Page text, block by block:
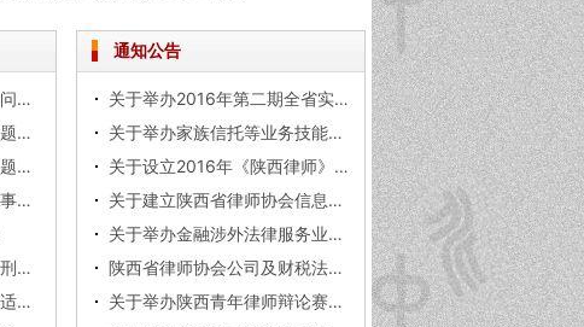
关于审理森林资源民事纠纷案件适用法律若干问题的解释
关于审理涉执行司法赔偿案件适用法律若干问题的解释
关于办理窝藏、包庇刑事案件适用法律若干问题的解释
关于审理申请注册的药品相关的专利权纠纷民事案件适用法律若干问题的规定
关于审理掩饰、隐瞒犯罪所得、犯罪所得收益刑事案件适用法律若干问题的解释
关于审理国家赔偿案件确定精神损害赔偿责任适用法律若干问题的解释
通知公告
关于举办2016年第二期全省实习律师集中学习培训班的通知
关于举办家族信托等业务技能培训的通知
关于设立2016年《陕西律师》杂志 协办单位的方案
关于建立陕西省律师协会信息报送 工作群的通知
关于举办金融涉外法律服务业务 经验交流和市场拓展培训的通知
陕西省律师协会公司及财税法专业委员会关于 举办新三板挂牌实务分析讲座的通知
关于举办陕西青年律师辩论赛决赛的通知